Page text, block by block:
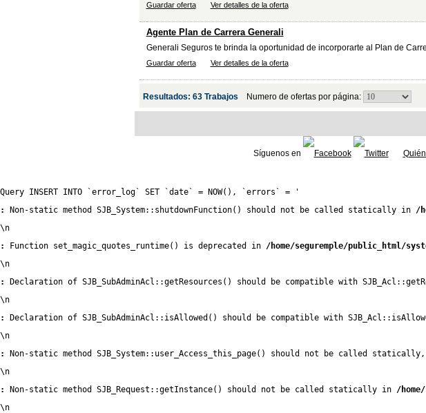
Guardar oferta Ver detalles de la oferta
Agente Plan de Carrera Generali
Generali Seguros te brinda la oportunidad de incorporarte al Plan de
Guardar oferta Ver detalles de la oferta
Resultados: 63 Trabajos Numero de ofertas por página:
Síguenos en
Query INSERT INTO `error_log` SET `date` = NOW(), `errors` = '
:
Non-static method SJB_System::shutdownFunction() should not be called statically in /
\n
:
Function set_magic_quotes_runtime() is deprecated in /home/seguremple/public_html/
\n
:
Declaration of SJB_SubAdminAcl::getResources() should be compatible with
\n
:
Declaration of SJB_SubAdminAcl::isAllowed() should be compatible with
\n
:
Non-static method SJB_System::user_Access_this_page() should not be called
\n
:
Non-static method SJB_Request::getInstance() should not be called statically in /
\n